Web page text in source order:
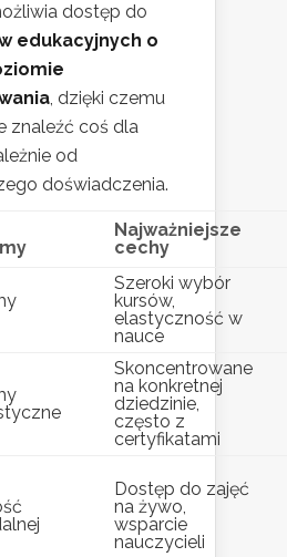
dostęp do
edukacyjnych o
, dzięki czemu
znaleźć coś dla
od
doświadczenia.
Najważniejsze
cechy
Szeroki wybór
kursów,
elastyczność w
nauce
Skoncentrowane
na konkretnej
dziedzinie,
często z
certyfikatami
Dostęp do zajęć
na żywo,
wsparcie
nauczycieli